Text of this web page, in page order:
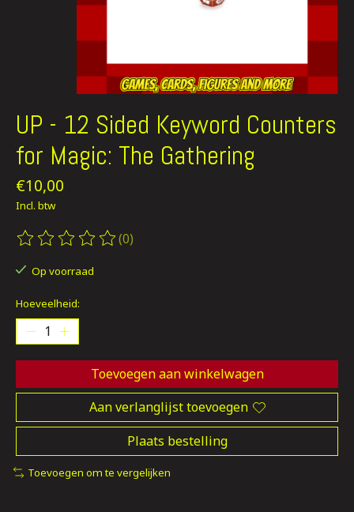
UP - 12 Sided Keyword Counters
for Magic: The Gathering
€10,00
Incl. btw
De beoordeling van dit product is
(0)
Op voorraad
Hoeveelheid:
Toevoegen aan winkelwagen
Aan verlanglijst toevoegen
Plaats bestelling
Toevoegen om te vergelijken